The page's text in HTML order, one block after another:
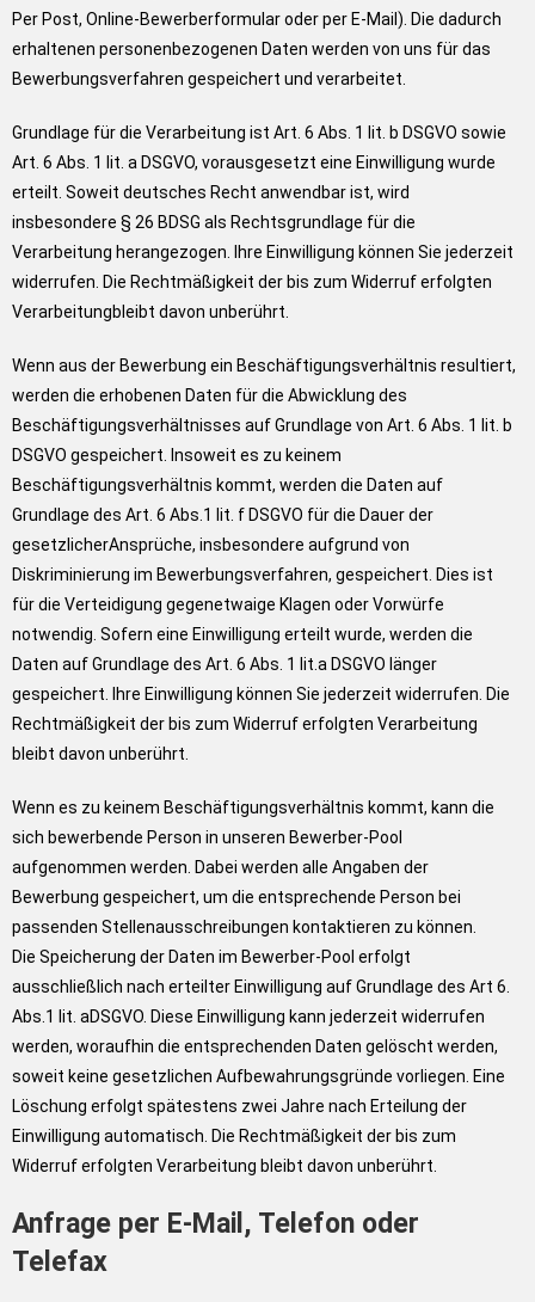
Per Post, Online-Bewerberformular oder per E-Mail). Die dadurch
erhaltenen personenbezogenen Daten werden von uns für das
Bewerbungsverfahren gespeichert und verarbeitet.
Grundlage für die Verarbeitung ist Art. 6 Abs. 1 lit. b DSGVO sowie
Art. 6 Abs. 1 lit. a DSGVO, vorausgesetzt eine Einwilligung wurde
erteilt. Soweit deutsches Recht anwendbar ist, wird
insbesondere § 26 BDSG als Rechtsgrundlage für die
Verarbeitung herangezogen. Ihre Einwilligung können Sie jederzeit
widerrufen. Die Rechtmäßigkeit der bis zum Widerruf erfolgten
Verarbeitungbleibt davon unberührt.
Wenn aus der Bewerbung ein Beschäftigungsverhältnis resultiert,
werden die erhobenen Daten für die Abwicklung des
Beschäftigungsverhältnisses auf Grundlage von Art. 6 Abs. 1 lit. b
DSGVO gespeichert. Insoweit es zu keinem
Beschäftigungsverhältnis kommt, werden die Daten auf
Grundlage des Art. 6 Abs.1 lit. f DSGVO für die Dauer der
gesetzlicherAnsprüche, insbesondere aufgrund von
Diskriminierung im Bewerbungsverfahren, gespeichert. Dies ist
für die Verteidigung gegenetwaige Klagen oder Vorwürfe
notwendig. Sofern eine Einwilligung erteilt wurde, werden die
Daten auf Grundlage des Art. 6 Abs. 1 lit.a DSGVO länger
gespeichert. Ihre Einwilligung können Sie jederzeit widerrufen. Die
Rechtmäßigkeit der bis zum Widerruf erfolgten Verarbeitung
bleibt davon unberührt.
Wenn es zu keinem Beschäftigungsverhältnis kommt, kann die
sich bewerbende Person in unseren Bewerber-Pool
aufgenommen werden. Dabei werden alle Angaben der
Bewerbung gespeichert, um die entsprechende Person bei
passenden Stellenausschreibungen kontaktieren zu können.
Die Speicherung der Daten im Bewerber-Pool erfolgt
ausschließlich nach erteilter Einwilligung auf Grundlage des Art 6.
Abs.1 lit. aDSGVO. Diese Einwilligung kann jederzeit widerrufen
werden, woraufhin die entsprechenden Daten gelöscht werden,
soweit keine gesetzlichen Aufbewahrungsgründe vorliegen. Eine
Löschung erfolgt spätestens zwei Jahre nach Erteilung der
Einwilligung automatisch. Die Rechtmäßigkeit der bis zum
Widerruf erfolgten Verarbeitung bleibt davon unberührt.
Anfrage per E-Mail, Telefon oder
Telefax